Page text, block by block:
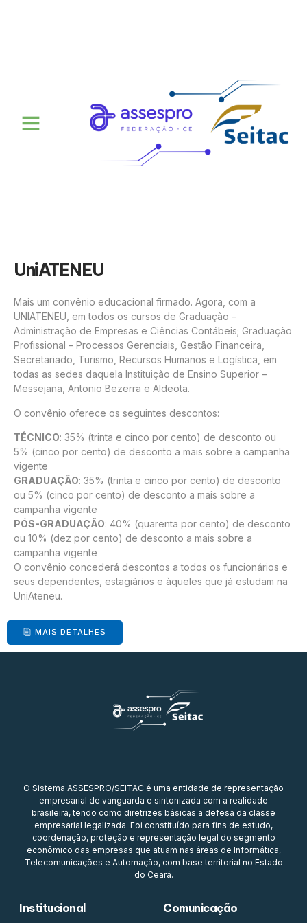
UniATENEU
Mais um convênio educacional firmado. Agora, com a
UNIATENEU, em todos os cursos de Graduação –
Administração de Empresas e Ciências Contábeis; Graduação
Profissional – Processos Gerenciais, Gestão Financeira,
Secretariado, Turismo, Recursos Humanos e Logística, em
todas as sedes daquela Instituição de Ensino Superior –
Messejana, Antonio Bezerra e Aldeota.
O convênio oferece os seguintes descontos:
TÉCNICO: 35% (trinta e cinco por cento) de desconto ou
5% (cinco por cento) de desconto a mais sobre a campanha
vigente
GRADUAÇÃO: 35% (trinta e cinco por cento) de desconto
ou 5% (cinco por cento) de desconto a mais sobre a
campanha vigente
PÓS-GRADUAÇÃO: 40% (quarenta por cento) de desconto
ou 10% (dez por cento) de desconto a mais sobre a
campanha vigente
O convênio concederá descontos a todos os funcionários e
seus dependentes, estagiários e àqueles que já estudam na
UniAteneu.
MAIS DETALHES
O Sistema ASSESPRO/SEITAC é uma entidade de representação
empresarial de vanguarda e sintonizada com a realidade
brasileira, tendo como diretrizes básicas a defesa da classe
empresarial legalizada. Foi constituído para fins de estudo,
coordenação, proteção e representação legal do segmento
econômico das empresas que atuam nas áreas de Informática,
Telecomunicações e Automação, com base territorial no Estado
do Ceará.
Institucional Comunicação